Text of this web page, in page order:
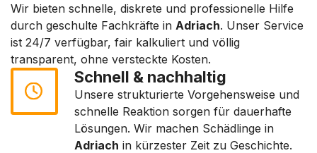
Wir bieten schnelle, diskrete und professionelle Hilfe
durch geschulte Fachkräfte in Adriach. Unser Service
ist 24/7 verfügbar, fair kalkuliert und völlig
transparent, ohne versteckte Kosten.
Schnell & nachhaltig
Unsere strukturierte Vorgehensweise und
schnelle Reaktion sorgen für dauerhafte
Lösungen. Wir machen Schädlinge in
Adriach in kürzester Zeit zu Geschichte.